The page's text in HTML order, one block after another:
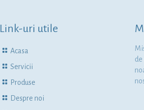
Link-uri utile
Acasa
Servicii
Produse
Despre noi